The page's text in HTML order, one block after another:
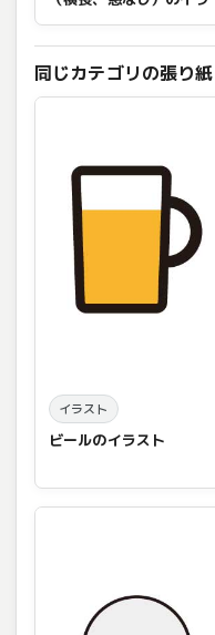
同じカテゴリの張り紙
イラスト
ビールのイラスト